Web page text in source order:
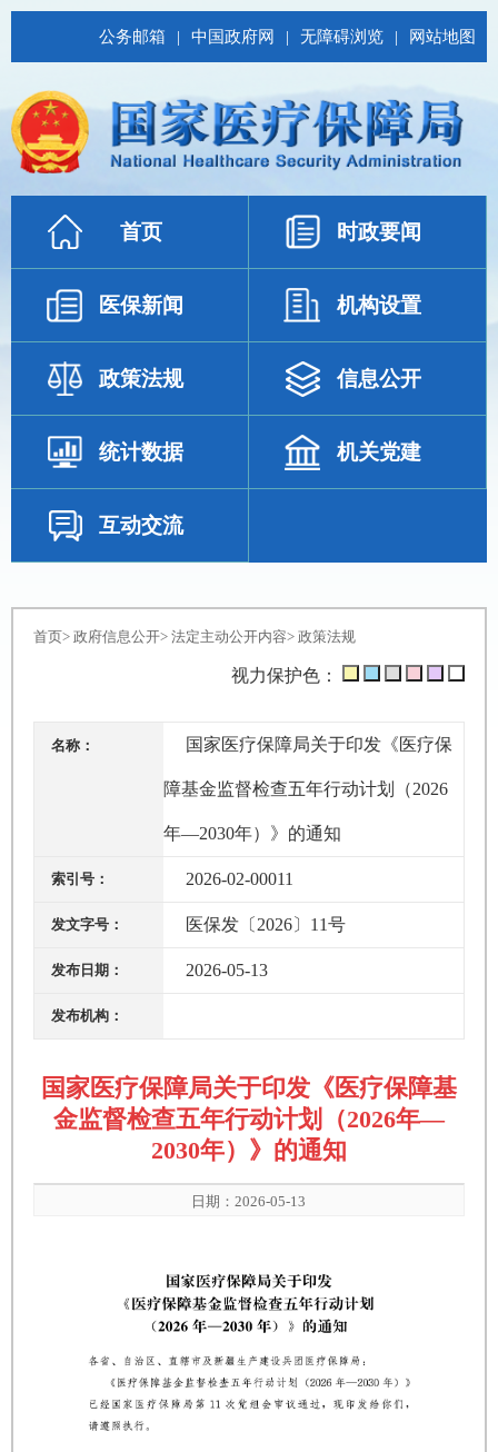
公务邮箱 | 中国政府网 | 无障碍浏览 | 网站地图
首页 时政要闻
医保新闻 机构设置
政策法规 信息公开
统计数据 机关党建
互动交流
首页> 政府信息公开> 法定主动公开内容> 政策法规
视力保护色：
名称： 国家医疗保障局关于印发《医疗保
障基金监督检查五年行动计划（2026
年—2030年）》的通知
索引号： 2026-02-00011
发文字号： 医保发〔2026〕11号
发布日期： 2026-05-13
发布机构：
国家医疗保障局关于印发《医疗保障基
金监督检查五年行动计划（2026年—
2030年）》的通知
日期：2026-05-13